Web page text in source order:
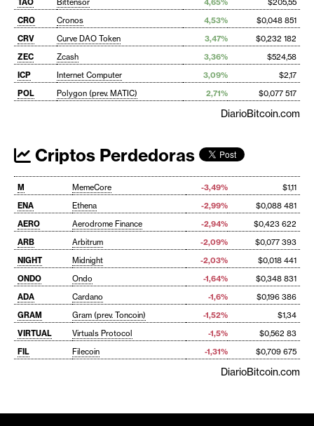
CRO
Cronos 4,53%
$0,048 851
CRV
Curve DAO Token 3,47%
$0,232 182
ZEC
Zcash 3,36%
$524,58
ICP
Internet Computer 3,09%
$2,17
POL
Polygon (prev. MATIC) 2,71% $0,077 517
DiarioBitcoin.com
Criptos Perdedoras
M MemeCore -3,49%
$1,11
ENA
Ethena -2,99%
$0,088 481
AERO
Aerodrome Finance -2,94%
$0,423 622
ARB
Arbitrum -2,09%
$0,077 393
NIGHT
Midnight -2,03%
$0,018 441
ONDO
Ondo -1,64%
$0,348 831
ADA
Cardano -1,6%
$0,196 386
GRAM
Gram (prev. Toncoin) -1,52%
$1,34
VIRTUAL
Virtuals Protocol -1,5%
$0,562 83
FIL
Filecoin -1,31% $0,709 675
DiarioBitcoin.com